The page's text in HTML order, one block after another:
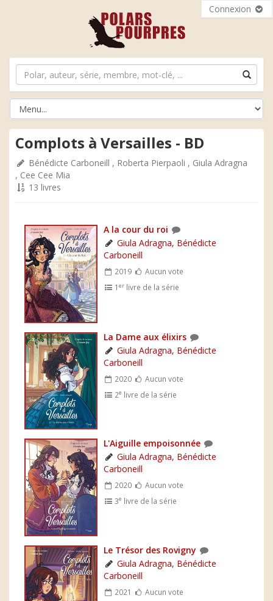
Connexion
Complots à Versailles - BD
Bénédicte Carboneill , Roberta Pierpaoli , Giula Adragna
, Cee Cee Mia
13 livres
A la cour du roi
Giula Adragna, Bénédicte
Carboneill
2019
Aucun vote
1er livre de la série
La Dame aux élixirs
Giula Adragna, Bénédicte
Carboneill
2020
Aucun vote
2e livre de la série
L'Aiguille empoisonnée
Giula Adragna, Bénédicte
Carboneill
2020
Aucun vote
3e livre de la série
Le Trésor des Rovigny
Giula Adragna, Bénédicte
Carboneill
2021
Aucun vote